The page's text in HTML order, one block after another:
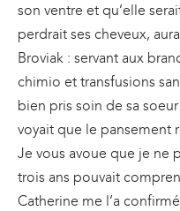
son ventre et qu’elle
perdrait ses cheveux,
Broviak : servant aux
chimio et transfusions
bien pris soin de sa
voyait que le pansement
Je vous avoue que je ne
trois ans pouvait
Catherine me l’a